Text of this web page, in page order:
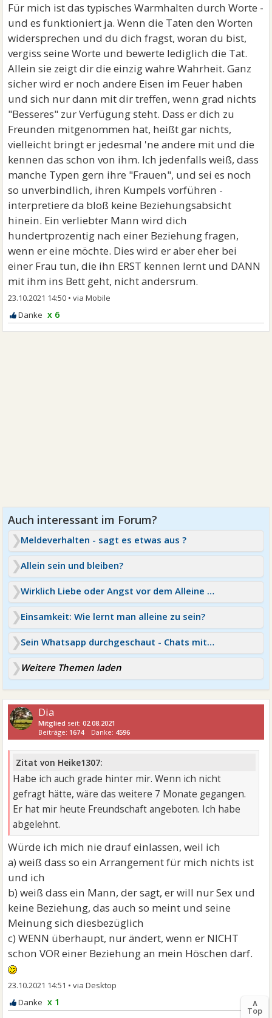
Für mich ist das typisches Warmhalten durch Worte -
und es funktioniert ja. Wenn die Taten den Worten
widersprechen und du dich fragst, woran du bist,
vergiss seine Worte und bewerte lediglich die Tat.
Allein sie zeigt dir die einzig wahre Wahrheit. Ganz
sicher wird er noch andere Eisen im Feuer haben
und sich nur dann mit dir treffen, wenn grad nichts
"Besseres" zur Verfügung steht. Dass er dich zu
Freunden mitgenommen hat, heißt gar nichts,
vielleicht bringt er jedesmal 'ne andere mit und die
kennen das schon von ihm. Ich jedenfalls weiß, dass
manche Typen gern ihre "Frauen", und sei es noch
so unverbindlich, ihren Kumpels vorführen -
interpretiere da bloß keine Beziehungsabsicht
hinein. Ein verliebter Mann wird dich
hundertprozentig nach einer Beziehung fragen,
wenn er eine möchte. Dies wird er aber eher bei
einer Frau tun, die ihn ERST kennen lernt und DANN
mit ihm ins Bett geht, nicht andersrum.
23.10.2021 14:50 •
x 6
Meldeverhalten - sagt es etwas aus ?
Allein sein und bleiben?
Wirklich Liebe oder Angst vor dem Alleine sein?
Einsamkeit: Wie lernt man alleine zu sein?
Sein Whatsapp durchgeschaut - Chats mit anderen Frauen
Weitere Themen laden
Dia
Mitglied seit:02.08.2021
Beiträge: 1674 Danke: 4596
Zitat von Heike1307:
Habe ich auch grade hinter mir. Wenn ich nicht
gefragt hätte, wäre das weitere 7 Monate gegangen.
Er hat mir heute Freundschaft angeboten. Ich habe
abgelehnt.
Würde ich mich nie drauf einlassen, weil ich
a) weiß dass so ein Arrangement für mich nichts ist
und ich
b) weiß dass ein Mann, der sagt, er will nur Sex und
keine Beziehung, das auch so meint und seine
Meinung sich diesbezüglich
c) WENN überhaupt, nur ändert, wenn er NICHT
schon VOR einer Beziehung an mein Höschen darf.
23.10.2021 14:51 •
x 1 ∧
Top